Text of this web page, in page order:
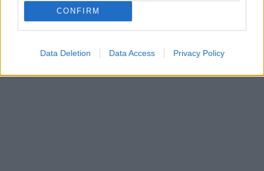
CONFIRM
Data Deletion Data Access Privacy Policy
Пакистан- меѓу нив и познат
Непалец
БЕЛ ШТРАЈК НА ГРАНИЦИТЕ:
„Евзони“, а на „Градина“ се
чека и пет часа